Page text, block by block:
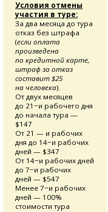
Условия отмены
участия в туре:
За два месяца до тура
отказ без штрафа
(если оплата
произведена
по кредитной карте,
штраф за отказ
составит $25
на человека).
От двух месяцев
до 21−и рабочего дня
до начала тура —
$147
От 21 — и рабочих
дня до 14−и рабочих
дней — $347
От 14−и рабочих дней
до 7−и рабочих
дней — $547
Менее 7−и рабочих
дней — 100%
стоимости тура